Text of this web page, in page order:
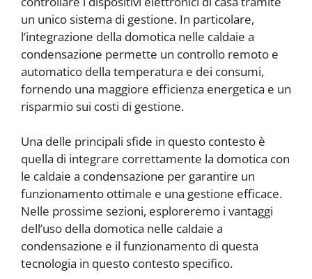
un unico sistema di gestione. In particolare,
l’integrazione della domotica nelle caldaie a
condensazione permette un controllo remoto e
automatico della temperatura e dei consumi,
fornendo una maggiore efficienza energetica e un
risparmio sui costi di gestione.
Una delle principali sfide in questo contesto è
quella di integrare correttamente la domotica con
le caldaie a condensazione per garantire un
funzionamento ottimale e una gestione efficace.
Nelle prossime sezioni, esploreremo i vantaggi
dell’uso della domotica nelle caldaie a
condensazione e il funzionamento di questa
tecnologia in questo contesto specifico.